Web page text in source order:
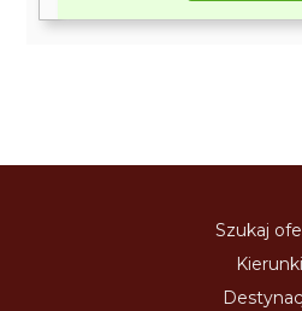
Szukaj
Kierunki